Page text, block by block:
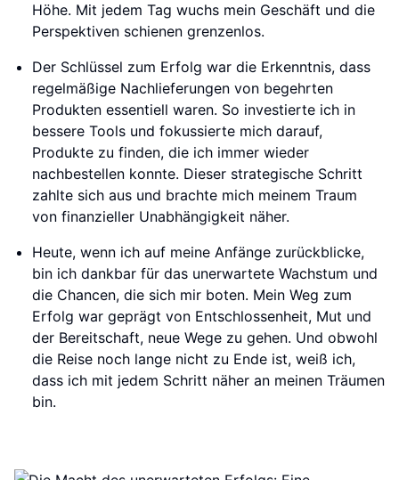
Höhe. Mit jedem Tag wuchs mein Geschäft und die
Perspektiven schienen grenzenlos.
Der Schlüssel zum Erfolg war die Erkenntnis, dass
regelmäßige Nachlieferungen von begehrten
Produkten essentiell waren. So investierte ich in
bessere Tools und fokussierte mich darauf,
Produkte zu finden, die ich immer wieder
nachbestellen konnte. Dieser strategische Schritt
zahlte sich aus und brachte mich meinem Traum
von finanzieller Unabhängigkeit näher.
Heute, wenn ich auf meine Anfänge zurückblicke,
bin ich dankbar für das unerwartete Wachstum und
die Chancen, die sich mir boten. Mein Weg zum
Erfolg war geprägt von Entschlossenheit, Mut und
der Bereitschaft, neue Wege zu gehen. Und obwohl
die Reise noch lange nicht zu Ende ist, weiß ich,
dass ich mit jedem Schritt näher an meinen Träumen
bin.